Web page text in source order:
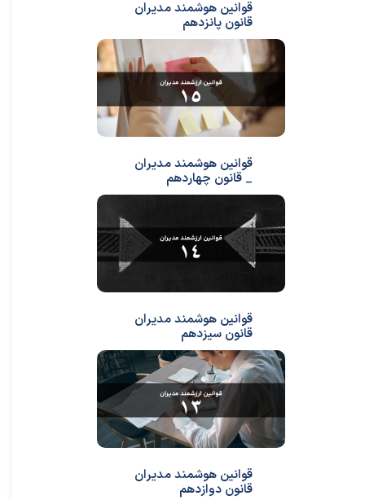
قوانین هوشمند مدیران
قانون پانزدهم
قوانین هوشمند مدیران
_ قانون چهاردهم
قوانین هوشمند مدیران
قانون سیزدهم
قوانین هوشمند مدیران
قانون دوازدهم